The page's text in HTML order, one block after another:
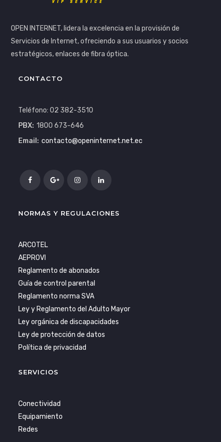
OPEN INTERNET, lidera la excelencia en la provisión de
Servicios de Internet, ofreciendo a sus usuarios y socios
estratégicos, enlaces de fibra óptica.
CONTACTO
Teléfono: 02 382-3510
PBX: 1800 673-646
Email: contacto@openinternet.net.ec
NORMAS Y REGULACIONES
ARCOTEL
AEPROVI
Reglamento de abonados
Guía de control parental
Reglamento norma SVA
Ley y Reglamento del Adulto Mayor
Ley orgánica de discapacidades
Ley de protección de datos
Política de privacidad
SERVICIOS
Conectividad
Equipamiento
Redes